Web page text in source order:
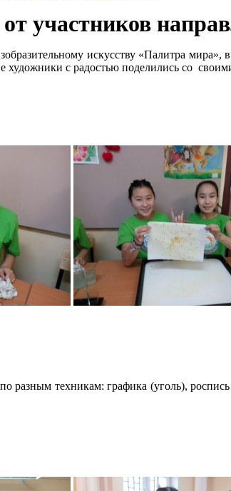
участников
искусству «Палитра мира»,
с радостью поделились со
разным техникам: графика (уголь),